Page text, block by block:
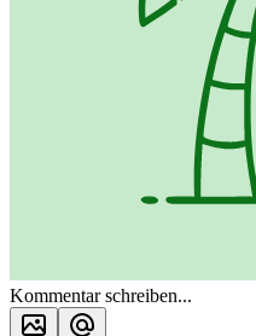
Kommentar schreiben...